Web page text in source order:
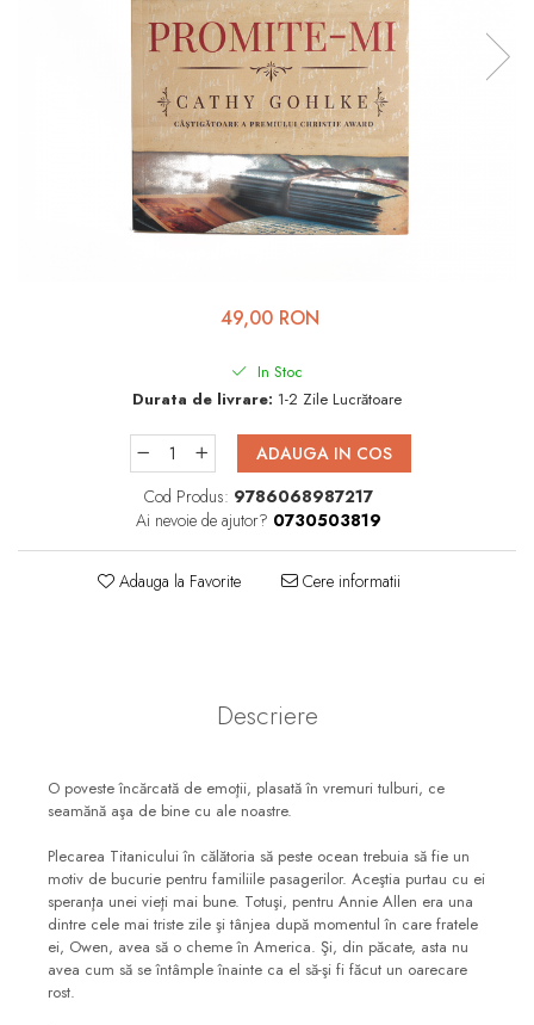
Viața de Familie
Prietenie, Logodnă și
Cărți de Colorat
Adolescenți și Tineri
Conducerea și Păstorirea
Consiliere
Lucrarea cu Copiii și Tinerii
Finanțe
Romane, Nuvele și Povestiri
Biografii
Reviste
Poezii
49,00 RON
In Stoc
Durata de livrare: 1-2 Zile Lucrătoare
ADAUGA IN COS
Cod Produs: 9786068987217
Ai nevoie de ajutor? 0730503819
Adauga la Favorite Cere informatii
Descriere
O poveste încărcată de emoţii, plasată în vremuri tulburi, ce
seamănă aşa de bine cu ale noastre.
Plecarea Titanicului în călătoria să peste ocean trebuia să fie un
motiv de bucurie pentru familiile pasagerilor. Aceştia purtau cu ei
speranţa unei vieţi mai bune. Totuşi, pentru Annie Allen era una
dintre cele mai triste zile şi tânjea după momentul în care fratele
ei, Owen, avea să o cheme în America. Şi, din păcate, asta nu
avea cum să se întâmple înainte ca el să-şi fi făcut un oarecare
rost.